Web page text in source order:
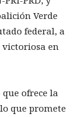
Verde
federal, a
victoriosa en
ofrece la
que promete